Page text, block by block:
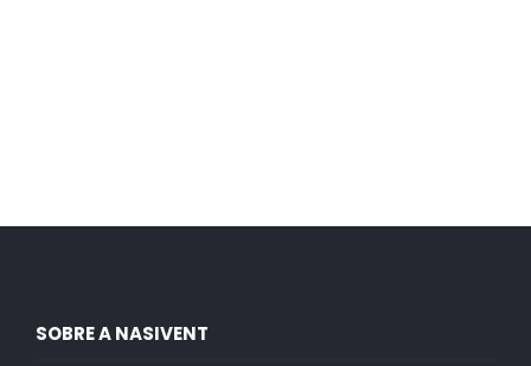
SOBRE A NASIVENT